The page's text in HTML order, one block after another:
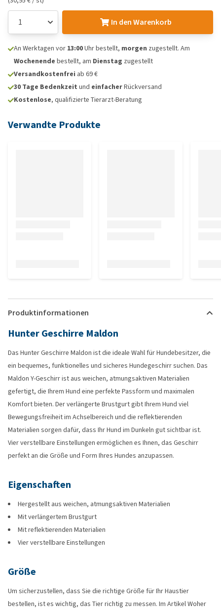
In den Warenkorb
An Werktagen vor 13:00Uhr bestellt, morgen zugestellt. Am
Wochenende bestellt, am Dienstag zugestellt
Versandkostenfrei ab 69 €
30 Tage Bedenkzeit und einfacherRückversand
Kostenlose, qualifizierte Tierarzt-Beratung
Verwandte Produkte
Produktinformationen
Hunter Geschirre Maldon
Das Hunter Geschirre Maldon ist die ideale Wahl für Hundebesitzer, die
ein bequemes, funktionelles und sicheres Hundegeschirr suchen. Das
Maldon Y-Geschirr ist aus weichen, atmungsaktiven Materialien
gefertigt, die Ihrem Hund eine perfekte Passform und maximalen
Komfort bieten. Der verlängerte Brustgurt gibt Ihrem Hund viel
Bewegungsfreiheit im Achselbereich und die reflektierenden
Materialien sorgen dafür, dass Ihr Hund im Dunkeln gut sichtbar ist.
Vier verstellbare Einstellungen ermöglichen es Ihnen, das Geschirr
perfekt an die Größe und Form Ihres Hundes anzupassen.
Eigenschaften
Hergestellt aus weichen, atmungsaktiven Materialien
Mit verlängertem Brustgurt
Mit reflektierenden Materialien
Vier verstellbare Einstellungen
Größe
Um sicherzustellen, dass Sie die richtige Größe für Ihr Haustier
bestellen, ist es wichtig, das Tier richtig zu messen. Im Artikel Woher